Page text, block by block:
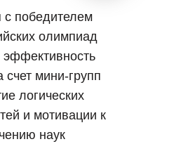
с победителем
олимпиад
счет мини-групп
логических
и мотивации к
наук